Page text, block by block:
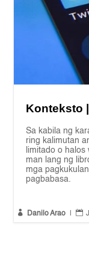
Konteksto
Sa kabila ng
ring kalimutan
limitado o
man lang ng
mga
pagbabasa.
 Danilo Arao 